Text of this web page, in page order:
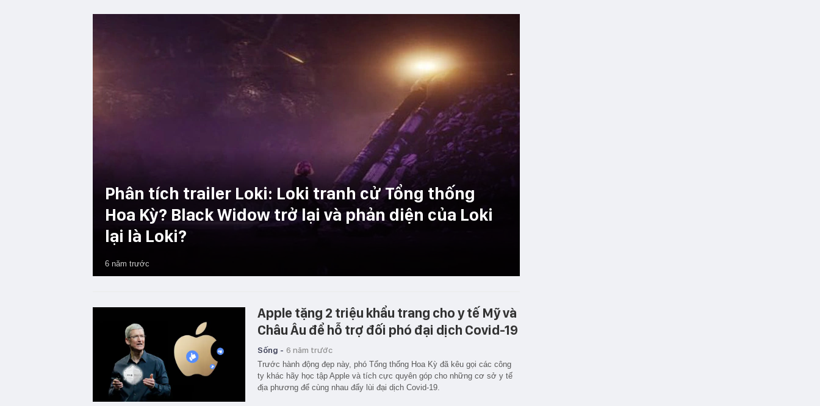
Phân tích trailer Loki: Loki tranh cử Tổng thống
Hoa Kỳ? Black Widow trở lại và phản diện của Loki
lại là Loki?
6 năm trước
Apple tặng 2 triệu khẩu trang cho y tế Mỹ và
Châu Âu để hỗ trợ đối phó đại dịch Covid-19
Sống - 6 năm trước
Trước hành động đẹp này, phó Tổng thống Hoa Kỳ đã kêu gọi các công
ty khác hãy học tập Apple và tích cực quyên góp cho những cơ sở y tế
địa phương để cùng nhau đẩy lùi đại dịch Covid-19.